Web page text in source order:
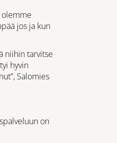
olemme
jos ja kun
niihin tarvitse
hyvin
Salomies
on